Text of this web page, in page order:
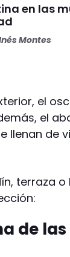
en las
Montes
el
el
llenan de
terraza
de